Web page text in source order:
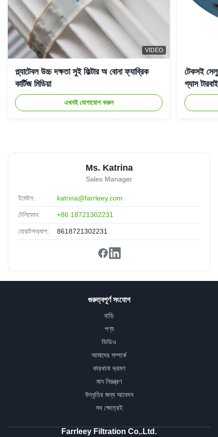
M
Mason
Argentina Jul 22.2025
★★★★★
★★★★★
Well-packaged
E
Emma Walker
BrazilJul 1.2025
★★★★★
★★★★★
Reliable performance, consistent quality every time.
VIDEO
প্ল্যাটেবল উচ্চ দক্ষতা সুই ফিল্টার অ বোনা ফ্যাব্রিক
কার্টিজ মিডিয়া
এখনই যোগাযোগ করুন
টেকসই
গ্যাস
Ms. Katrina
Sales Manager
ইমেইল: katrina@farrleey.com
টেলিফোন: +86 18721302231
হোয়াটসঅ্যাপ: 8618721302231
গুরুত্বপূর্ণ সংযোগ
বাড়ি
পণ্য
ভিডিও
আমাদের সম্পর্কে
কারখানা ভ্রমণ
মান নিয়ন্ত্রণ
উদ্ধৃতির জন্য আবেদন
সব ক্ষেত্রেই
Farrleey Filtration Co,.Ltd.